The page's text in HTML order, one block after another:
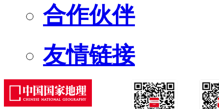
合作伙伴
友情链接